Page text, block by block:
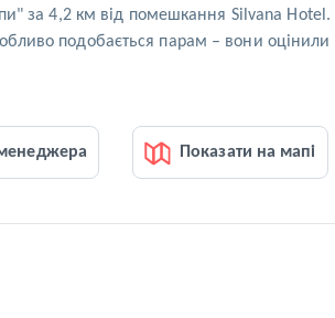
за 4,2 км від помешкання Silvana
подобається парам – вони
Показати на мапі